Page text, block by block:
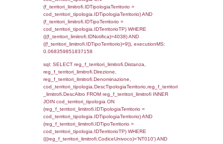
0.019619941711426
sql: SELECT f_territori_limitrofi.Distanza,
f_territori_limitrofi.Denominazione,
rofi.DescAltro FROM f_territori_limitrofi
cod_territori_tipologia ON
(f_territori_limitrofi.IDTipologiaTerritorio =
cod_territori_tipologia.IDTipologiaTerritorio)
(f_territori_limitrofi.IDTipoTerritorio =